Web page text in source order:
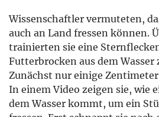
Wissenschaftler vermuteten,
auch an Land fressen können.
trainierten sie eine
Futterbrocken aus dem Wasser
Zunächst nur einige
In einem Video zeigen sie, wie
dem Wasser kommt, um ein